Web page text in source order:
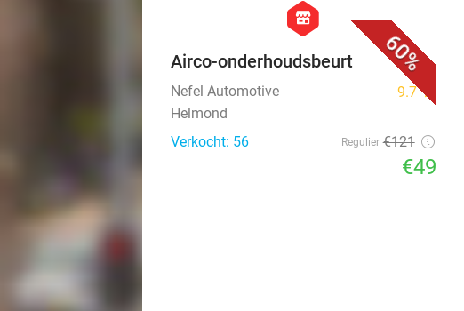
60%
hexagon
store
Airco-onderhoudsbeurt
Nefel Automotive 9.7star
Helmond
Verkocht: 56
Regulier €121
€49